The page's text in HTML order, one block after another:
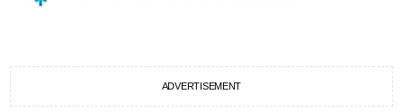
ADVERTISEMENT